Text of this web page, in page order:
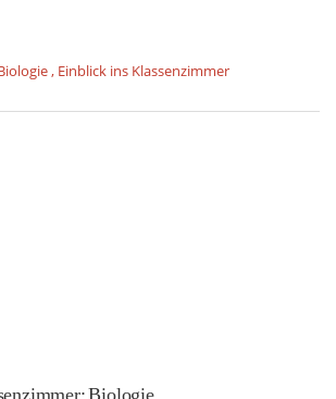
, Einblick ins Klassenzimmer
Biologie